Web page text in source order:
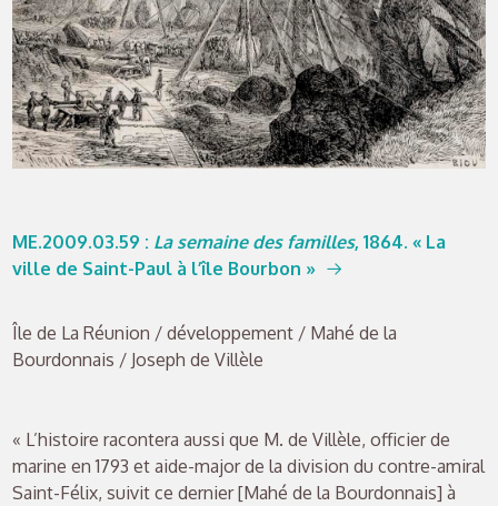
ME.2009.03.59 : La semaine des familles, 1864. « La
ville de Saint-Paul à l’île Bourbon »
Île de La Réunion / développement / Mahé de la
Bourdonnais / Joseph de Villèle
« L’histoire racontera aussi que M. de Villèle, officier de
marine en 1793 et aide-major de la division du contre-amiral
Saint-Félix, suivit ce dernier [Mahé de la Bourdonnais] à